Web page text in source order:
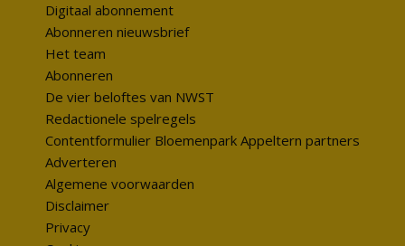
Digitaal abonnement
Abonneren nieuwsbrief
Het team
Abonneren
De vier beloftes van NWST
Redactionele spelregels
Contentformulier Bloemenpark Appeltern partners
Adverteren
Algemene voorwaarden
Disclaimer
Privacy